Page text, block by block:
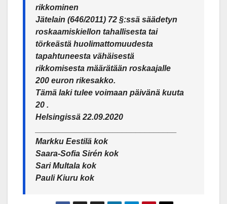
rikkominen
Jätelain (646/2011) 72 §:ssä säädetyn
roskaamiskiellon tahallisesta tai
törkeästä huolimattomuudesta
tapahtuneesta vähäisestä
rikkomisesta määrätään roskaajalle
200 euron rikesakko.
Tämä laki tulee voimaan päivänä kuuta
20 .
Helsingissä 22.09.2020
Markku Eestilä kok
Saara-Sofia Sirén kok
Sari Multala kok
Pauli Kiuru kok